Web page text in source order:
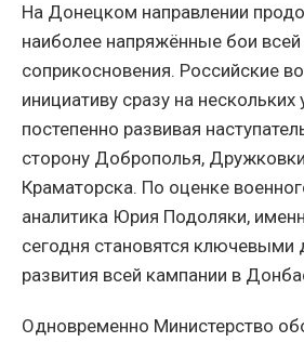
На Донецком направлении
наиболее напряжённые бои всей
соприкосновения. Российские
инициативу сразу на нескольких
постепенно развивая
сторону Доброполья,
Краматорска. По оценке
аналитика Юрия Подоляки,
сегодня становятся ключевыми
развития всей кампании в
Одновременно Министерство